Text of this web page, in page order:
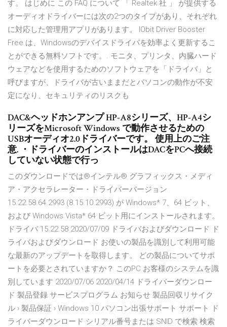
す。 はじめに この FAQ について 「 Realtek 社 」 が提供する
オーディオドライバーには次の2つのタイプがあり、それぞれ
に対応した管理用アプリがあります。 IObit Driver Booster
Free は、Windowsのデバイスドライバを効率よく更新するこ
とができる無料ソフトです。. モニタ、プリンタ、内臓ハード
ウェアなどを使用するためのソフトウェアを「ドライバ」と
呼びますが、ドライバが古いままだとパソコンの動作が不安
定になり、セキュリティのリスクも
DAC&ヘッドホンアンプ HP-A8シリーズ、HP-A4シ
リーズをMicrosoft Windows で動作させるための
USBオーディオ2.0ドライバーです。 使用上のご注
意. ・ドライバーのインストールはDACをPCへ接続
していない状態で行っ
このダウンロードでは®インテル® グラフィックス・メディ
ア・アクセラレーター・ドライバーバージョン
15.22.58.64.2993 (8.15.10.2993) が Windows* 7、64 ビット、
および Windows Vista* 64 ビット用にインストールされます。
ドライバ 15.22.58 2020/07/09 ドライバおよびダウンロード ド
ライバおよびダウンロード お使いの製品を識別して利用可能
な最新のアップデートを取得します。 どの製品についてサポ
ートを必要とされていますか？ このPC お客様のシステムを識
別しています 2020/07/06 2020/04/14 ドライバーダウンロー
ド 製品登録 サービスプログラム お知らせ 製品回収リサイク
ル › 製品保証 › Windows 10 パソコン出張サポート サポート ド
ライバーダウンロード シリアル番号または SNID で検索 検索